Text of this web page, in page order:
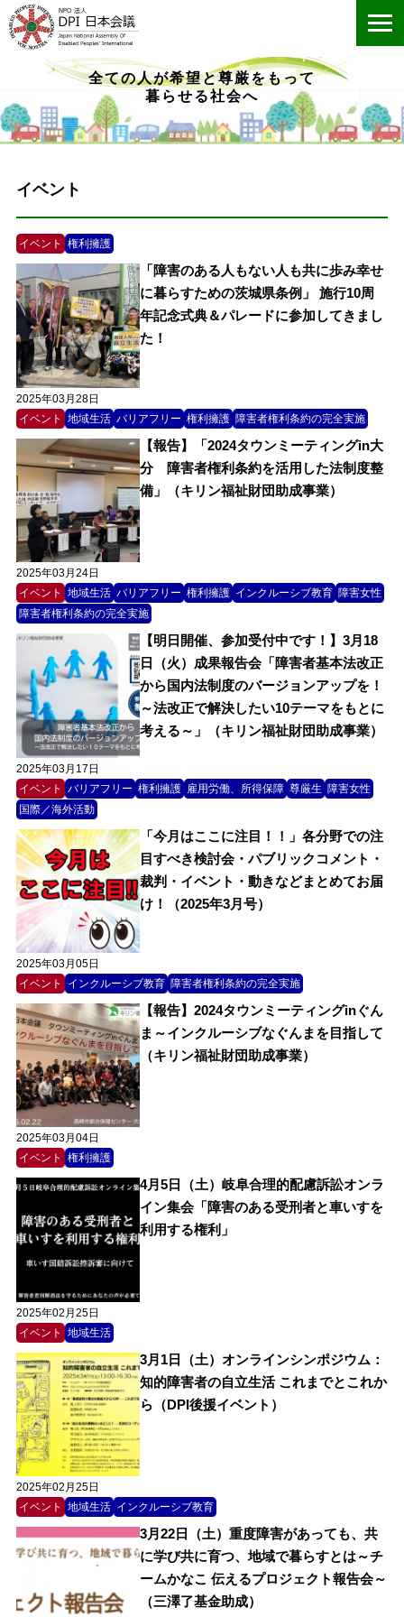
全ての人が希望と尊厳をもって
暮らせる社会へ
イベント
イベント 権利擁護
2025年03月28日
「障害のある人もない人も共に歩み幸せ
に暮らすための茨城県条例」 施行10周
年記念式典＆パレードに参加してきまし
た！
イベント 地域生活 バリアフリー 権利擁護 障害者権利条約の完全実施
2025年03月24日
【報告】「2024タウンミーティングin大
分 障害者権利条約を活用した法制度整
備」（キリン福祉財団助成事業）
イベント 地域生活 バリアフリー 権利擁護 インクルーシブ教育 障害女性
障害者権利条約の完全実施
2025年03月17日
【明日開催、参加受付中です！】3月18
日（火）成果報告会「障害者基本法改正
から国内法制度のバージョンアップを！
～法改正で解決したい10テーマをもとに
考える～」（キリン福祉財団助成事業）
イベント バリアフリー 権利擁護 雇用労働、所得保障 尊厳生 障害女性
国際／海外活動
2025年03月05日
「今月はここに注目！！」各分野での注
目すべき検討会・パブリックコメント・
裁判・イベント・動きなどまとめてお届
け！（2025年3月号）
イベント インクルーシブ教育 障害者権利条約の完全実施
2025年03月04日
【報告】2024タウンミーティングinぐん
ま～インクルーシブなぐんまを目指して
（キリン福祉財団助成事業）
イベント 権利擁護
2025年02月25日
4月5日（土）岐阜合理的配慮訴訟オンラ
イン集会「障害のある受刑者と車いすを
利用する権利」
イベント 地域生活
2025年02月25日
3月1日（土）オンラインシンポジウム：
知的障害者の自立生活 これまでとこれか
ら（DPI後援イベント）
イベント 地域生活 インクルーシブ教育
3月22日（土）重度障害があっても、共
に学び共に育つ、地域で暮らすとは～チ
ームかなこ 伝えるプロジェクト報告会～
（三澤了基金助成）